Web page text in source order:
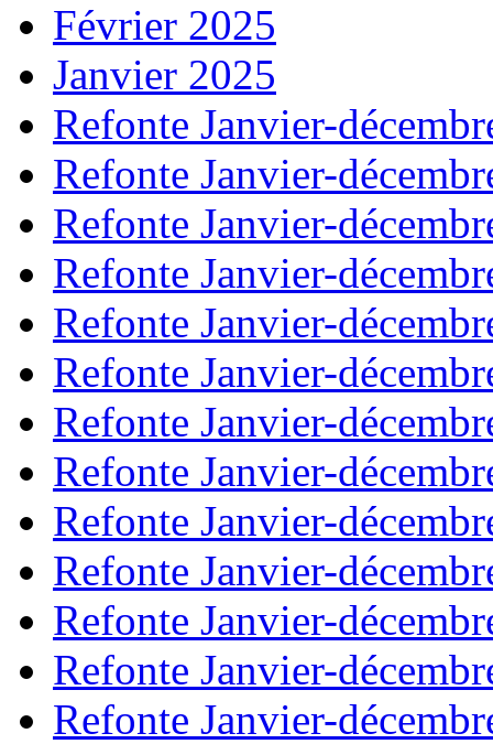
Février 2025
Janvier 2025
Refonte Janvier-
Refonte Janvier-
Refonte Janvier-
Refonte Janvier-
Refonte Janvier-
Refonte Janvier-
Refonte Janvier-
Refonte Janvier-
Refonte Janvier-
Refonte Janvier-
Refonte Janvier-
Refonte Janvier-
Refonte Janvier-